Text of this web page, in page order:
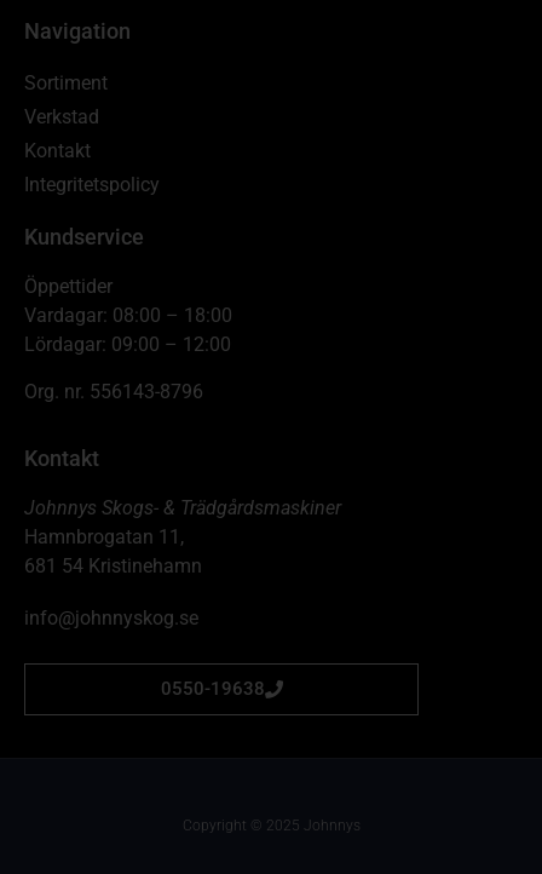
Navigation
Sortiment
Verkstad
Kontakt
Integritetspolicy
Kundservice
Öppettider
Vardagar: 08:00 – 18:00
Lördagar: 09:00 – 12:00
Org. nr. 556143-8796
Kontakt
Johnnys Skogs- & Trädgårdsmaskiner
Hamnbrogatan 11,
681 54 Kristinehamn
info@johnnyskog.se
0550-19638
Copyright © 2025 Johnnys